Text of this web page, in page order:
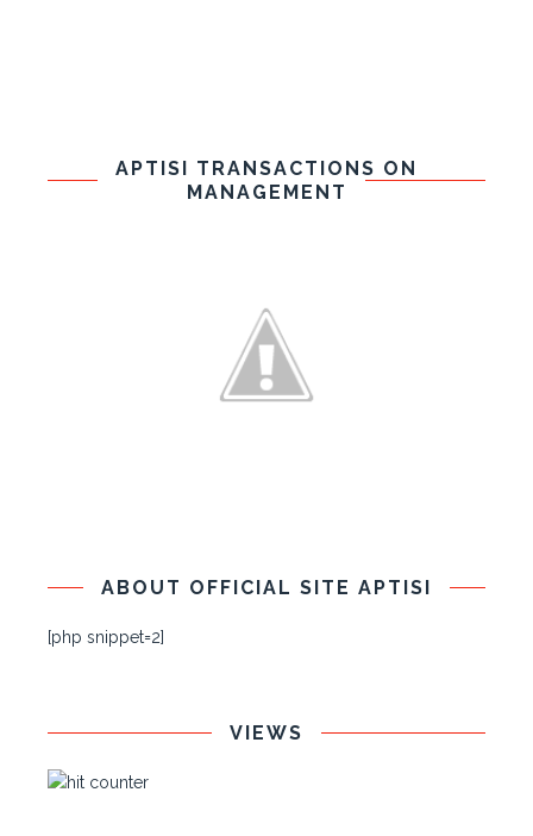
APTISI TRANSACTIONS ON
MANAGEMENT
ABOUT OFFICIAL SITE APTISI
[php snippet=2]
VIEWS